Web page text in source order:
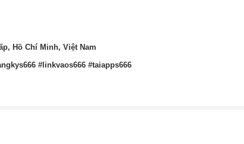
Hồ Chí Minh, Việt Nam
#linkvaos666 #taiapps666